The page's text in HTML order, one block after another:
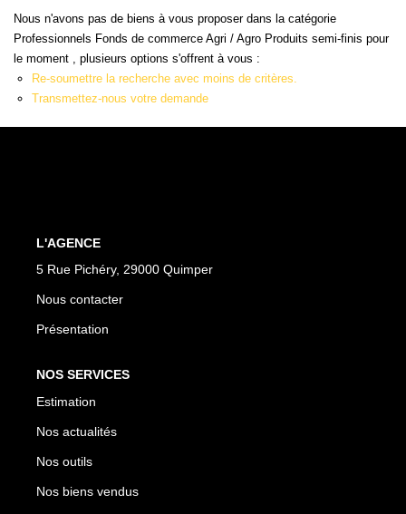
MISE EN VENTE
NOTRE AGENCE
Qui Sommes Nous
Notre Équipe
Nous n'avons pas de biens à vous proposer dans la catégorie
Professionnels Fonds de commerce Agri / Agro Produits semi-finis pour
le moment , plusieurs options s'offrent à vous :
Re-soumettre la recherche avec moins de critères.
Transmettez-nous votre demande
L'AGENCE
5 Rue Pichéry, 29000 Quimper
Nous contacter
Présentation
NOS SERVICES
Estimation
Nos actualités
Nos outils
Nos biens vendus